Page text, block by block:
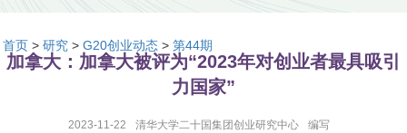
首页 > 研究 > G20创业动态 > 第44期
加拿大：加拿大被评为“2023年对创业者最具吸引
力国家”
2023-11-22 清华大学二十国集团创业研究中心 编写